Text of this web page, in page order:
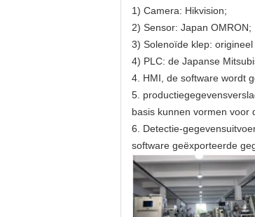
1) Camera: Hikvision;
2) Sensor: Japan OMRON;
3) Solenoïde klep:
4) PLC: de Japanse
4. HMI, de software wordt
5.
basis kunnen vormen voor
6. Detectie-
software geëxporteerde